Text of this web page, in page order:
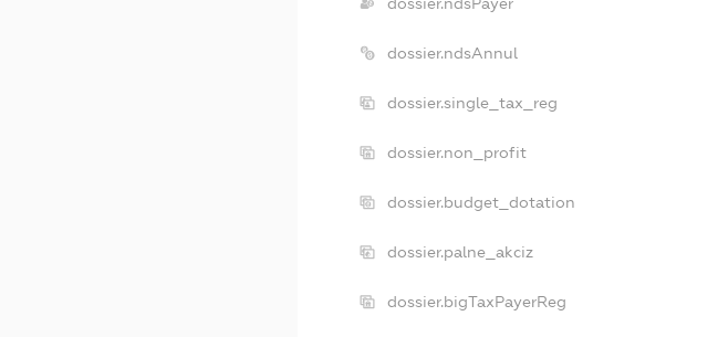
dossier.ndsAnnul
dossier.single_tax_reg
dossier.non_profit
dossier.budget_dotation
dossier.palne_akciz
dossier.bigTaxPayerReg